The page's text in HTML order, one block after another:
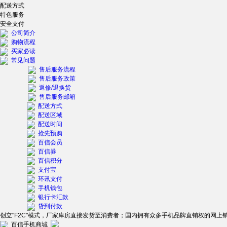
配送方式
特色服务
安全支付
公司简介
购物流程
买家必读
常见问题
售后服务流程
售后服务政策
返修/退换货
售后服务邮箱
配送方式
配送区域
配送时间
抢先预购
百信会员
百信券
百信积分
支付宝
环讯支付
手机钱包
银行卡汇款
货到付款
创立"F2C"模式，厂家库房直接发货至消费者；国内拥有众多手机品牌直销权的网上销
百信手机商城